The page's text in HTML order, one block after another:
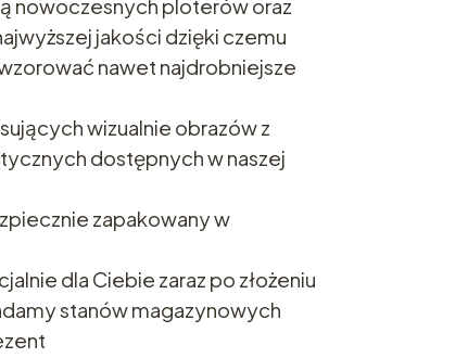
nowoczesnych ploterów oraz
jakości dzięki czemu
nawet najdrobniejsze
wizualnie obrazów z
dostępnych w naszej
zapakowany w
dla Ciebie zaraz po złożeniu
stanów magazynowych